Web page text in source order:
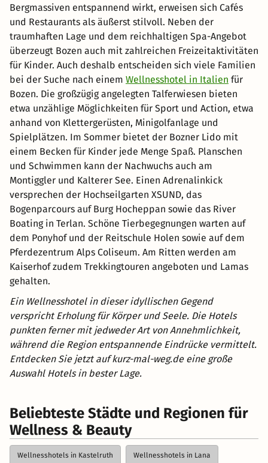
Bergmassiven entspannend wirkt, erweisen sich Cafés
und Restaurants als äußerst stilvoll. Neben der
traumhaften Lage und dem reichhaltigen Spa-Angebot
überzeugt Bozen auch mit zahlreichen Freizeitaktivitäten
für Kinder. Auch deshalb entscheiden sich viele Familien
bei der Suche nach einem Wellnesshotel in Italien für
Bozen. Die großzügig angelegten Talferwiesen bieten
etwa unzählige Möglichkeiten für Sport und Action, etwa
anhand von Klettergerüsten, Minigolfanlage und
Spielplätzen. Im Sommer bietet der Bozner Lido mit
einem Becken für Kinder jede Menge Spaß. Planschen
und Schwimmen kann der Nachwuchs auch am
Montiggler und Kalterer See. Einen Adrenalinkick
versprechen der Hochseilgarten XSUND, das
Bogenparcours auf Burg Hocheppan sowie das River
Boating in Terlan. Schöne Tierbegegnungen warten auf
dem Ponyhof und der Reitschule Holen sowie auf dem
Pferdezentrum Alps Coliseum. Am Ritten werden am
Kaiserhof zudem Trekkingtouren angeboten und Lamas
gehalten.
Ein Wellnesshotel in dieser idyllischen Gegend
verspricht Erholung für Körper und Seele. Die Hotels
punkten ferner mit jedweder Art von Annehmlichkeit,
während die Region entspannende Eindrücke vermittelt.
Entdecken Sie jetzt auf kurz-mal-weg.de eine große
Auswahl Hotels in bester Lage.
Beliebteste Städte und Regionen für
Wellness & Beauty
Wellnesshotels in Kastelruth Wellnesshotels in Lana